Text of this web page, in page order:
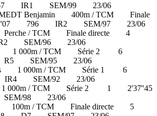
IR1 SEM/99 23/06
Benjamin 400m / TCM Finale
796 IR2 SEM/97 23/06
Perche / TCM Finale directe 4
SEM/96 23/06
1 000m / TCM Série 2 6
SEM/95 23/06
1 000m / TCM Série 1 6
SEM/92 23/06
1 000m / TCM Série 2 1 2'37''45
98 23/06
100m / TCM Finale directe 5